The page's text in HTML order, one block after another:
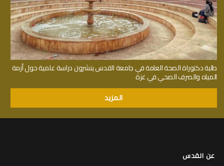
طلبة دكتوراة الصحة العامة في جامعة القدس ينشرون دراسة علمية حول أزمة
المياه والصرف الصحي في غزة
المزيد
عن القدس